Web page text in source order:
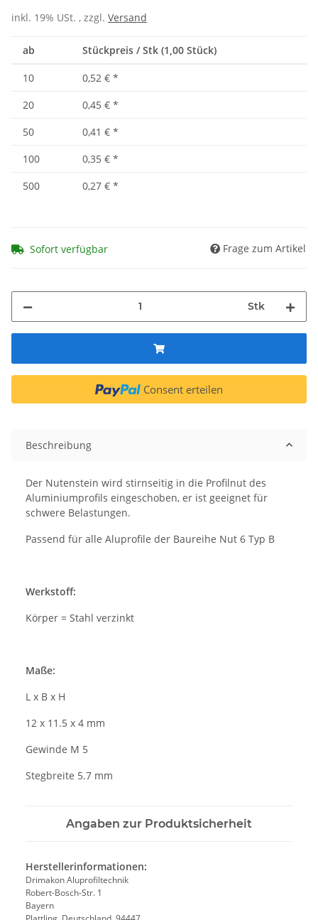
inkl. 19% USt. , zzgl. Versand
ab Stückpreis / Stk (1,00 Stück)
10 0,52 € *
20
0,45 € *
50
0,41 € *
100
0,35 € *
500
0,27 € *
Sofort verfügbar Frage zum Artikel
Stk
Consent erteilen
Beschreibung
Der Nutenstein wird stirnseitig in die Profilnut des
Aluminiumprofils eingeschoben, er ist geeignet für
schwere Belastungen.
Passend für alle Aluprofile der Baureihe Nut 6 Typ B
Werkstoff:
Körper = Stahl verzinkt
Maße:
L x B x H
12 x 11.5 x 4 mm
Gewinde M 5
Stegbreite 5.7 mm
Angaben zur Produktsicherheit
Herstellerinformationen:
Drimakon Aluprofiltechnik
Robert-Bosch-Str. 1
Bayern